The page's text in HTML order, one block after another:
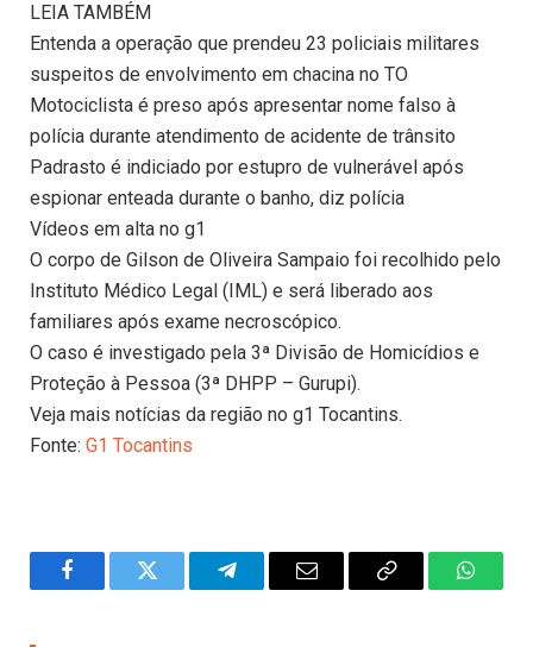
LEIA TAMBÉM
Entenda a operação que prendeu 23 policiais militares
suspeitos de envolvimento em chacina no TO
Motociclista é preso após apresentar nome falso à
polícia durante atendimento de acidente de trânsito
Padrasto é indiciado por estupro de vulnerável após
espionar enteada durante o banho, diz polícia
Vídeos em alta no g1
O corpo de Gilson de Oliveira Sampaio foi recolhido pelo
Instituto Médico Legal (IML) e será liberado aos
familiares após exame necroscópico.
O caso é investigado pela 3ª Divisão de Homicídios e
Proteção à Pessoa (3ª DHPP – Gurupi).
Veja mais notícias da região no g1 Tocantins.
Fonte: G1 Tocantins
FacebookTwitter TelegramEmail
Copy